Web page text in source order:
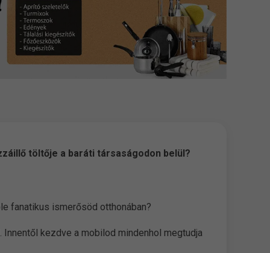
töltője a baráti társaságodon belül?
fanatikus ismerősöd otthonában?
kezdve a mobilod mindenhol megtudja